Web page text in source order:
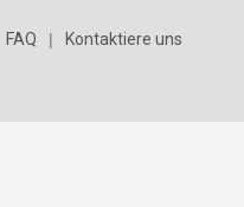
FAQ | Kontaktiere uns